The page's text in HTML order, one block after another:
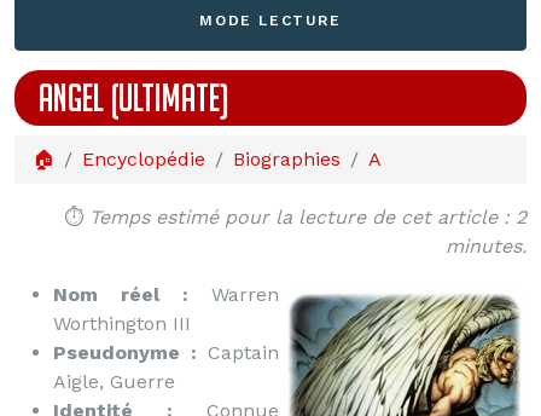
MODE LECTURE
ANGEL (ULTIMATE)
🏠 Encyclopédie Biographies A
⏱️ Temps estimé pour la lecture de cet article : 2
minutes.
Nom réel : Warren
Worthington III
Pseudonyme : Captain
Aigle, Guerre
Identité : Connue